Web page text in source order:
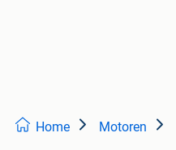
Home Motoren